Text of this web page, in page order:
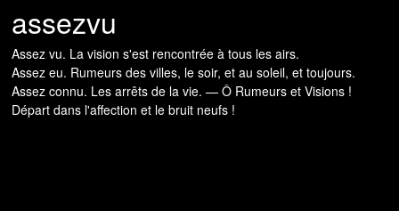
assezvu
Assez vu. La vision s'est rencontrée à tous les airs.
Assez eu. Rumeurs des villes, le soir, et au soleil, et toujours.
Assez connu. Les arrêts de la vie. — Ô Rumeurs et Visions !
Départ dans l'affection et le bruit neufs !